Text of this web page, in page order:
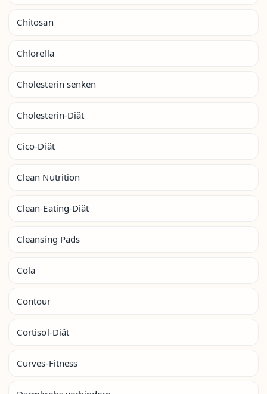
Chitosan
Chlorella
Cholesterin senken
Cholesterin-Diät
Cico-Diät
Clean Nutrition
Clean-Eating-Diät
Cleansing Pads
Cola
Contour
Cortisol-Diät
Curves-Fitness